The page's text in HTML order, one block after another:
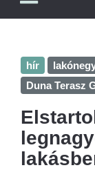
hír
Duna Terasz